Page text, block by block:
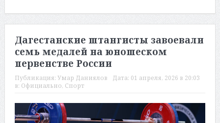
Дагестанские штангисты завоевали
семь медалей на юношеском
первенстве России
Публикация: Умар Даниялов Дата: 01 апреля, 2026 в 20:03
в: Официально, Спорт